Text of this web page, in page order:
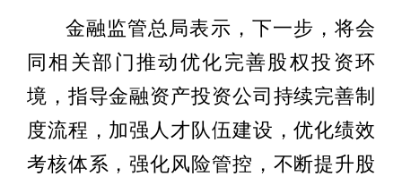
金融监管总局表示，下一步，将会
同相关部门推动优化完善股权投资环
境，指导金融资产投资公司持续完善制
度流程，加强人才队伍建设，优化绩效
考核体系，强化风险管控，不断提升股